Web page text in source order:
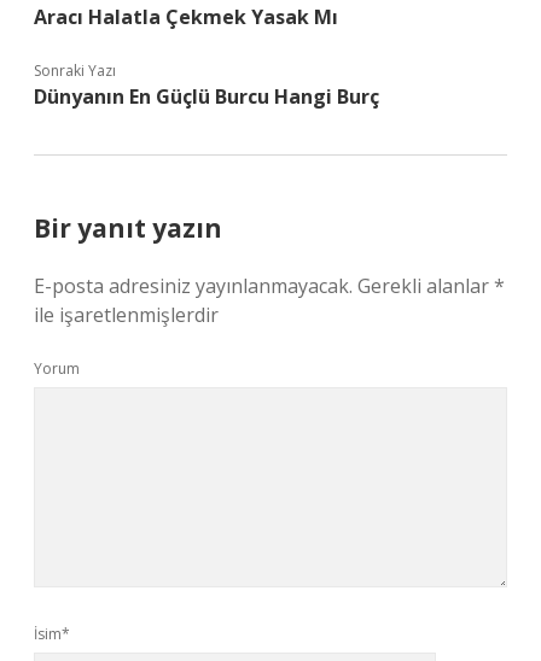
Aracı Halatla Çekmek Yasak Mı
Sonraki Yazı
Dünyanın En Güçlü Burcu Hangi Burç
Bir yanıt yazın
E-posta adresiniz yayınlanmayacak. Gerekli alanlar*
ile işaretlenmişlerdir
Yorum
İsim*